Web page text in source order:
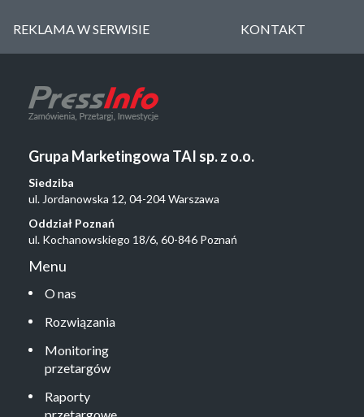
REKLAMA W SERWISIE KONTAKT
Grupa Marketingowa TAI sp. z o.o.
Siedziba
ul. Jordanowska 12, 04-204 Warszawa
Oddział Poznań
ul. Kochanowskiego 18/6, 60-846 Poznań
Menu
O nas
Rozwiązania
Monitoring
przetargów
Raporty